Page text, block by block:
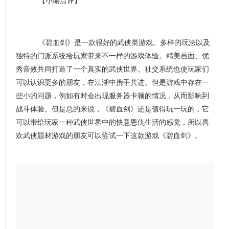
《碧血剑》是一款很好的武侠类游戏。多样的玩法以及
独特的门派系统给玩家带来不一样的游戏体验。精美画面、优
秀音效共同打造了一个真实的武侠世界。社交系统也使玩家们
可以认识更多的朋友，在江湖中携手共进。但是游戏中存在一
些小的问题，例如有时会出现服务器卡顿的情况，从而影响到
战斗体验。但是总的来说，《碧血剑》还是值得玩一玩的，它
可以带给玩家一种武侠世界中的快意恩仇生活的感觉，所以喜
欢武侠题材游戏的朋友可以尝试一下这款游戏《碧血剑》。